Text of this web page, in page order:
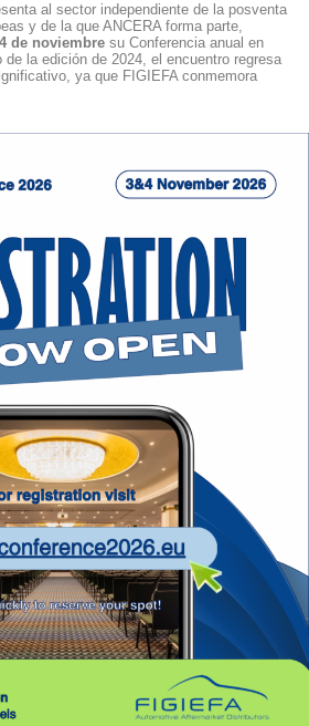
al sector independiente de la posventa
y de la que ANCERA forma parte,
de noviembre su Conferencia anual en
la edición de 2024, el encuentro regresa
ya que FIGIEFA conmemora